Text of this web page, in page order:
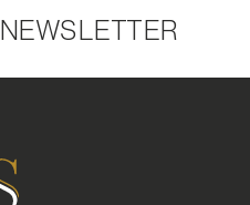
NEWSLETTER